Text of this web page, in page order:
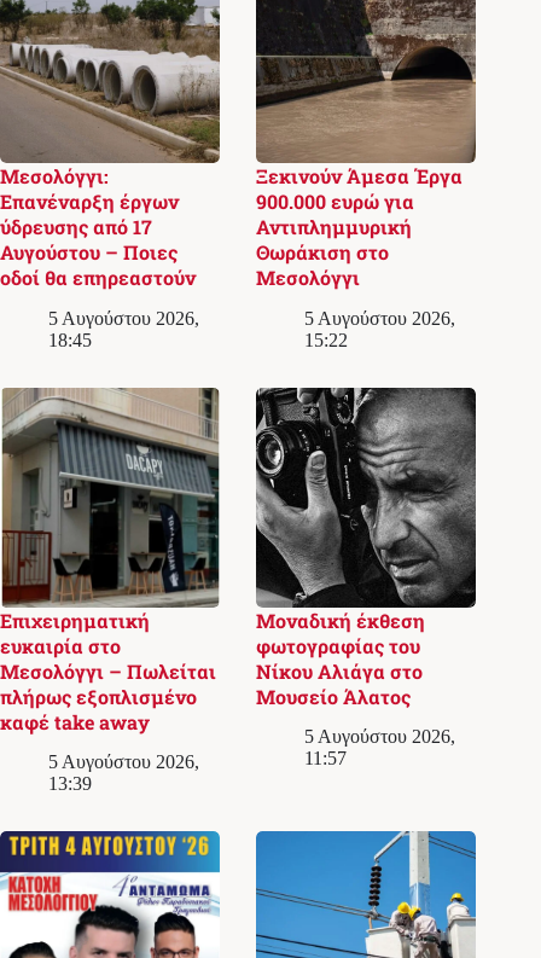
Μεσολόγγι:
Επανέναρξη έργων
ύδρευσης από 17
Αυγούστου – Ποιες
οδοί θα επηρεαστούν
5 Αυγούστου 2026,
18:45
Ξεκινούν Άμεσα Έργα
900.000 ευρώ για
Αντιπλημμυρική
Θωράκιση στο
Μεσολόγγι
5 Αυγούστου 2026,
15:22
Επιχειρηματική
ευκαιρία στο
Μεσολόγγι – Πωλείται
πλήρως εξοπλισμένο
καφέ take away
5 Αυγούστου 2026,
13:39
Μοναδική έκθεση
φωτογραφίας του
Νίκου Αλιάγα στο
Μουσείο Άλατος
5 Αυγούστου 2026,
11:57